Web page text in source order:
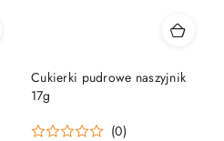
Cukierki pudrowe naszyjnik
17g
(0)